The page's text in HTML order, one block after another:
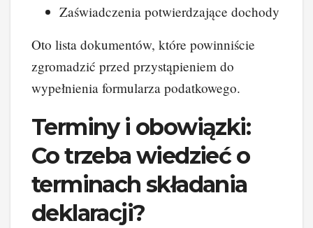
Zaświadczenia potwierdzające dochody
Oto lista dokumentów, które powinniście
zgromadzić przed przystąpieniem do
wypełnienia formularza podatkowego.
Terminy i obowiązki:
Co trzeba wiedzieć o
terminach składania
deklaracji?